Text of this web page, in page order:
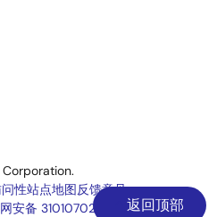
返回顶部
性站点地图反馈意见
安备 31010702006910号